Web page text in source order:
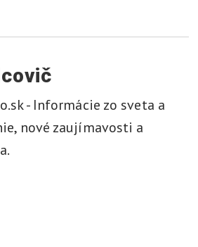
- Informácie zo sveta a
nové zaujímavosti a